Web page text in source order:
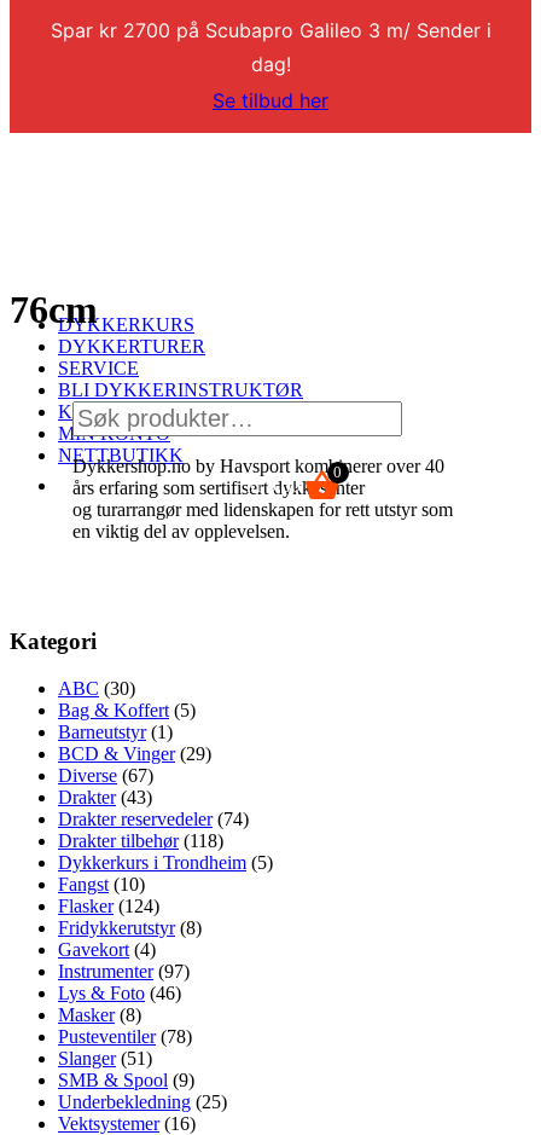
Spar kr 2700 på Scubapro Galileo 3 m/ Sender i
dag!
Se tilbud her
DYKKERKURS
DYKKERTURER
SERVICE
BLI DYKKERINSTRUKTØR
KONTAKT
MIN KONTO
NETTBUTIKK
kr0,00
0
76cm
Søk
etter:
Dykkershop.no by Havsport kombinerer over 40
års erfaring som sertifisert dykkesenter
og turarrangør med lidenskapen for rett utstyr som
en viktig del av opplevelsen.
Kategori
ABC (30)
Bag & Koffert (5)
Barneutstyr (1)
BCD & Vinger (29)
Diverse (67)
Drakter (43)
Drakter reservedeler (74)
Drakter tilbehør (118)
Dykkerkurs i Trondheim (5)
Fangst (10)
Flasker (124)
Fridykkerutstyr (8)
Gavekort (4)
Instrumenter (97)
Lys & Foto (46)
Masker (8)
Pusteventiler (78)
Slanger (51)
SMB & Spool (9)
Underbekledning (25)
Vektsystemer (16)